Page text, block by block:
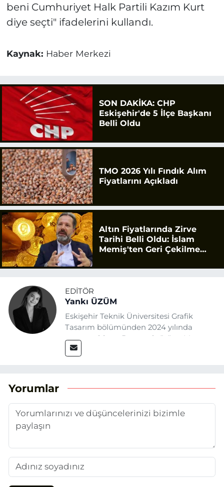
beni Cumhuriyet Halk Partili Kazım Kurt
diye seçti" ifadelerini kullandı.
Kaynak: Haber Merkezi
SON DAKİKA: CHP
Eskişehir'de 5 İlçe Başkanı
Belli Oldu
TMO 2026 Yılı Fındık Alım
Fiyatlarını Açıkladı
Altın Fiyatlarında Zirve
Tarihi Belli Oldu: İslam
Memiş'ten Geri Çekilme
EDITÖR
Yankı ÜZÜM
Eskişehir Teknik Üniversitesi Grafik
Tasarım bölümünden 2024 yılında
mezun oldum. Basın sektörüne Mayıs
2025’te Eskişehir Haber Ajansı ile adım
aktarmayı hedefliyorum.
Yorumlar